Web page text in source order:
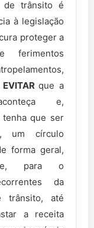
de trânsito é
à legislação
proteger a
ferimentos
EVITARque a
e,
tenha que ser
um círculo
forma geral,
para o
da
trânsito, até
a receita